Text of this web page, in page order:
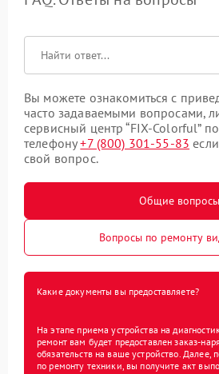
Вы можете ознакомиться с
часто задаваемыми вопросами,
сервисный центр “FIX-Colorful”
телефону+7 (800) 301-55-83
свой вопрос.
Общие вопросы
Вопросы по ремонту
Какие документы вы предоставляете?
На этапе приема устройства на
ремонт вам будет предоставлен заказ-
обязательств на ваше устройство. Далее,
по ремонту техники, вы получите акт